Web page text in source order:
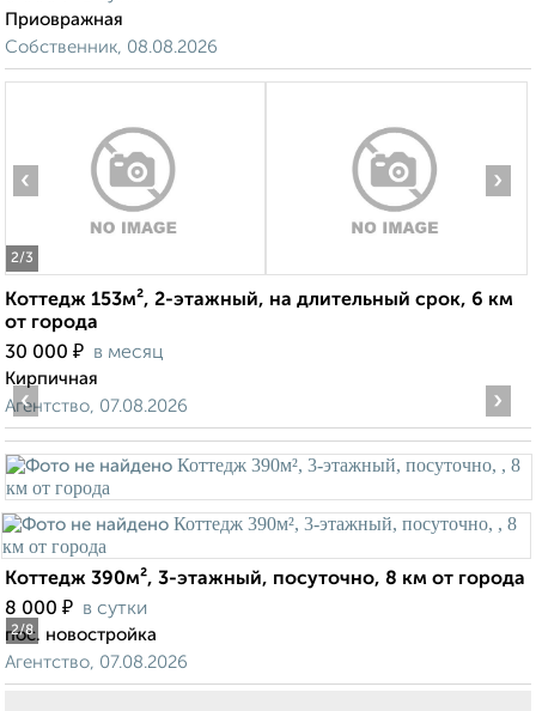
Приовражная
Собственник, 08.08.2026
2/3
‹ ›
Коттедж 153м², 2-этажный, на длительный срок, 6 км
от города
30 000 ₽ в месяц
Кирпичная
Агентство, 07.08.2026
2/8
‹ ›
Коттедж 390м², 3-этажный, посуточно, 8 км от города
8 000 ₽ в сутки
пос. новостройка
Агентство, 07.08.2026